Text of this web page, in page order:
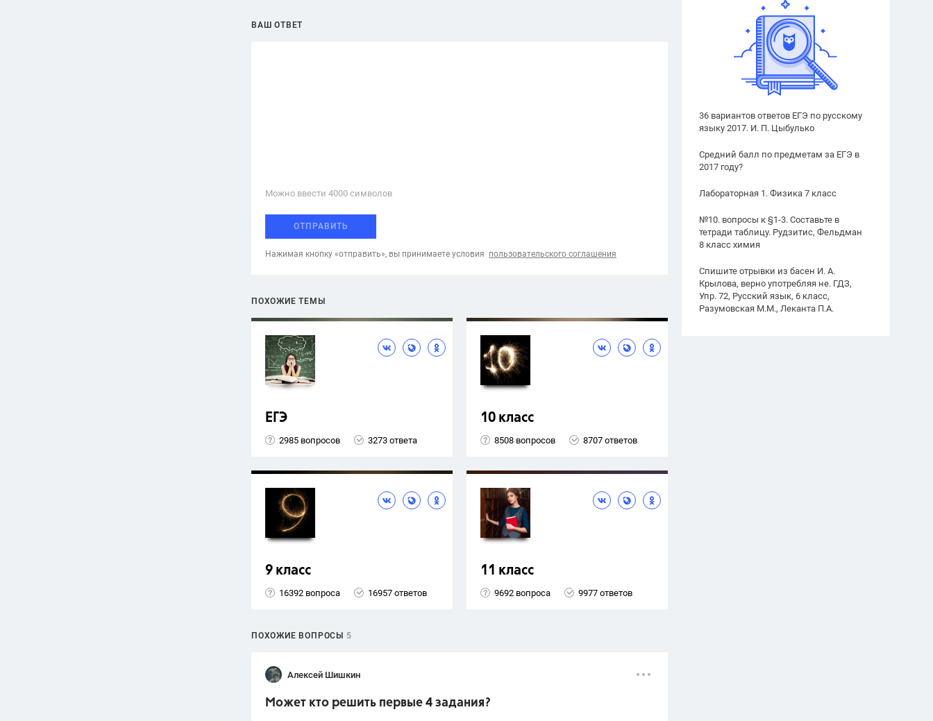
36 вариантов ответов ЕГЭ по русскому
языку 2017. И. П. Цыбулько
Средний балл по предметам за ЕГЭ в
2017 году?
Лабораторная 1. Физика 7 класс
№10. вопросы к §1-3. Составьте в
тетради таблицу. Рудзитис, Фельдман
8 класс химия
Спишите отрывки из басен И. А.
Крылова, верно употребляя не. ГДЗ,
Упр. 72, Русский язык, 6 класс,
Разумовская М.М., Леканта П.А.
ВАШ ОТВЕТ
Можно ввести 4000 cимволов
ОТПРАВИТЬ
Нажимая кнопку «отправить», вы принимаете условия пользовательского соглашения
ПОХОЖИЕ ТЕМЫ
ЕГЭ
2985 вопросов 3273 ответа
10 класс
8508 вопросов 8707 ответов
9 класс
16392 вопроса 16957 ответов
11 класс
9692 вопроса 9977 ответов
ПОХОЖИЕ ВОПРОСЫ 5
Алексей Шишкин
Может кто решить первые 4 задания?